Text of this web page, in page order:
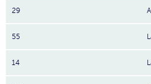
29
55
14